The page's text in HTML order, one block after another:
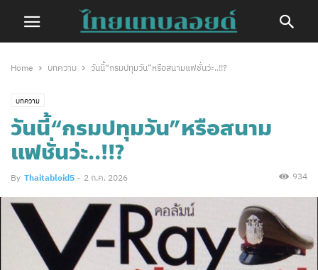
Home บทความ วันนี้“กรมปทุมวัน”หรือสนามแฟชั่นว่ะ..!!?
บทความ
วันนี้“กรมปทุมวัน”หรือสนาม
แฟชั่นว่ะ..!!?
By Thaitabloid5 - 2 ก.ค. 2026 934